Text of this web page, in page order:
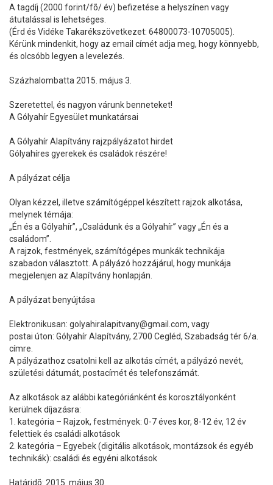
A tagdíj (2000 forint/fõ/ év) befizetése a helyszínen vagy
átutalással is lehetséges.
(Érd és Vidéke Takarékszövetkezet: 64800073-10705005).
Kérünk mindenkit, hogy az email címét adja meg, hogy könnyebb,
és olcsóbb legyen a levelezés.
Százhalombatta 2015. május 3.
Szeretettel, és nagyon várunk benneteket!
A Gólyahír Egyesület munkatársai
A Gólyahír Alapítvány rajzpályázatot hirdet
Gólyahíres gyerekek és családok részére!
A pályázat célja
Olyan kézzel, illetve számítógéppel készített rajzok alkotása,
melynek témája:
„Én és a Gólyahír”, „Családunk és a Gólyahír” vagy „Én és a
családom”.
A rajzok, festmények, számítógépes munkák technikája
szabadon választott. A pályázó hozzájárul, hogy munkája
megjelenjen az Alapítvány honlapján.
A pályázat benyújtása
Elektronikusan: golyahiralapitvany@gmail.com, vagy
postai úton: Gólyahír Alapítvány, 2700 Cegléd, Szabadság tér 6/a.
címre.
A pályázathoz csatolni kell az alkotás címét, a pályázó nevét,
születési dátumát, postacímét és telefonszámát.
Az alkotások az alábbi kategóriánként és korosztályonként
kerülnek díjazásra:
1. kategória – Rajzok, festmények: 0-7 éves kor, 8-12 év, 12 év
felettiek és családi alkotások
2. kategória – Egyebek (digitális alkotások, montázsok és egyéb
technikák): családi és egyéni alkotások
Határidõ: 2015. május 30.